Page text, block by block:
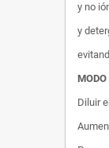
y no
y
MODO
Diluir